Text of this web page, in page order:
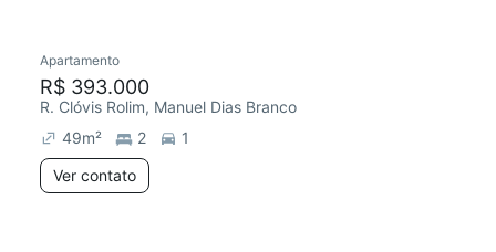
Apartamento
R$ 393.000
R. Clóvis Rolim, Manuel Dias Branco
49m² 2
1
Ver contato